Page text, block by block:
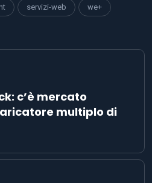
servizi-web we+
c’è mercato
multiplo di